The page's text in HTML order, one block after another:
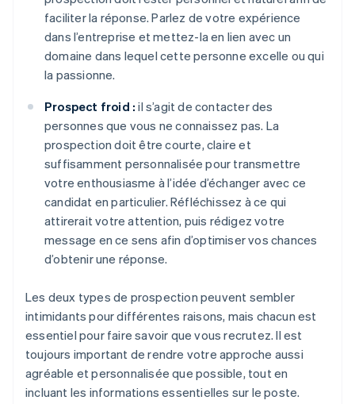
faciliter la réponse. Parlez de votre expérience
dans l’entreprise et mettez-la en lien avec un
domaine dans lequel cette personne excelle ou qui
la passionne.
Prospect froid : il s’agit de contacter des
personnes que vous ne connaissez pas. La
prospection doit être courte, claire et
suffisamment personnalisée pour transmettre
votre enthousiasme à l’idée d’échanger avec ce
candidat en particulier. Réfléchissez à ce qui
attirerait votre attention, puis rédigez votre
message en ce sens afin d’optimiser vos chances
d’obtenir une réponse.
Les deux types de prospection peuvent sembler
intimidants pour différentes raisons, mais chacun est
essentiel pour faire savoir que vous recrutez. Il est
toujours important de rendre votre approche aussi
agréable et personnalisée que possible, tout en
incluant les informations essentielles sur le poste.